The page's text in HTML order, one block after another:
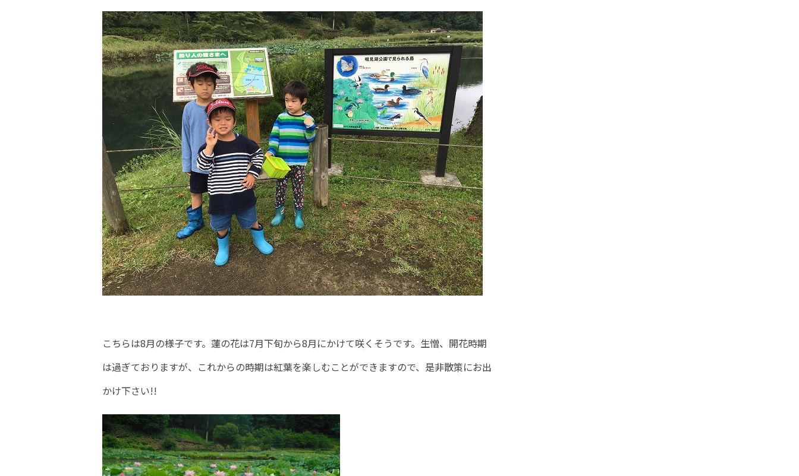
こちらは8月の様子です。蓮の花は7月下旬から8月にかけて咲くそうです。生憎、開花時期
は過ぎておりますが、これからの時期は紅葉を楽しむことができますので、是非散策にお出
かけ下さい!!